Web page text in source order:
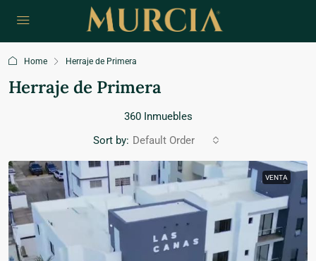
Home Herraje de Primera
Herraje de Primera
360 Inmuebles
Sort by: Default Order
VENTA